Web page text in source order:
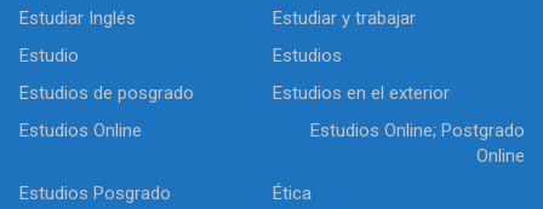
Estudiar Inglés
Estudiar y trabajar
Estudio
Estudios
Estudios de posgrado
Estudios en el exterior
Estudios Online
Estudios Online; Postgrado
Online
Estudios Posgrado
Ética